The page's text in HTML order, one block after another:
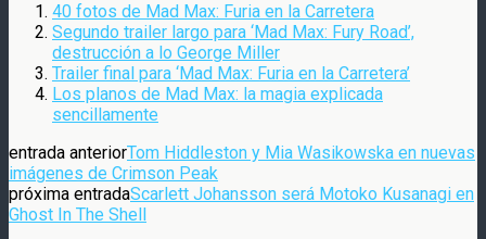
40 fotos de Mad Max: Furia en la Carretera
Segundo trailer largo para ‘Mad Max: Fury Road’,
destrucción a lo George Miller
Trailer final para ‘Mad Max: Furia en la Carretera’
Los planos de Mad Max: la magia explicada
sencillamente
entrada anteriorTom Hiddleston y Mia Wasikowska en nuevas
imágenes de Crimson Peak
próxima entradaScarlett Johansson será Motoko Kusanagi en
Ghost In The Shell